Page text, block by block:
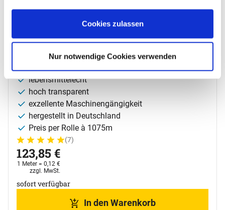
Cookies zulassen
Nur notwendige Cookies verwenden
Polyolefin-Schrumpffolie 400/400mm x 19µ
Artikelnummer: 10001586;0
lebensmittelecht
hoch transparent
exzellente Maschinengängigkeit
hergestellt in Deutschland
Preis per Rolle à 1075m
Bewertung: 5 von 5 (7 Bewertungen)
7 Bewertungen
(7)
123,85€
1 Meter = 0,12 €
Steuerhinweis:
zzgl. MwSt.
sofort verfügbar
In den Warenkorb